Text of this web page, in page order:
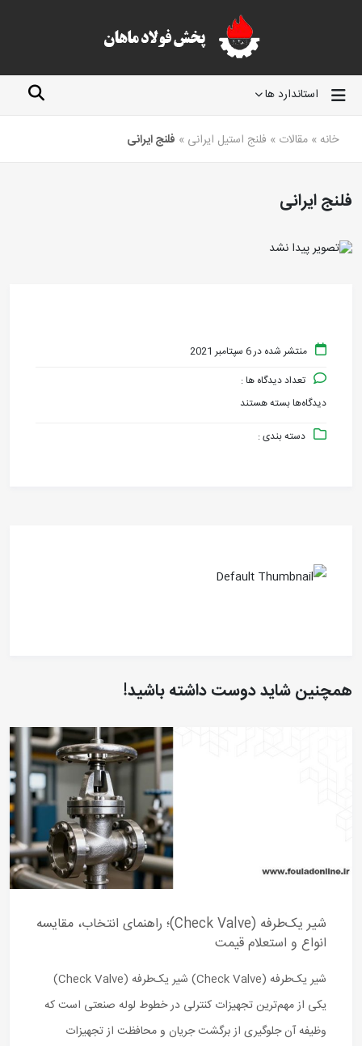
استاندارد ها
خانه » مقالات » فلنج استیل ایرانی » فلنج ایرانی
فلنج ایرانی
منتشر شده در 6 سپتامبر 2021
تعداد دیدگاه ها :
دیدگاه‌ها
برای
فلنج
بسته هستند
دسته بندی :
همچنین شاید دوست داشته باشید!
شیر یک‌طرفه (Check Valve)؛ راهنمای انتخاب، مقایسه
انواع و استعلام قیمت
شیر یک‌طرفه (Check Valve) شیر یک‌طرفه (Check Valve)
یکی از مهم‌ترین تجهیزات کنترلی در خطوط لوله صنعتی است که
وظیفه آن جلوگیری از برگشت جریان و محافظت از تجهیزات